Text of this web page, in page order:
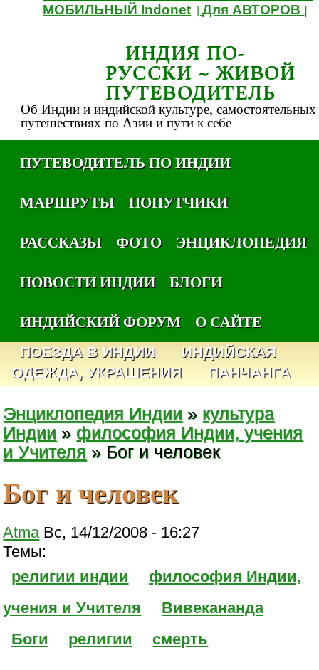
МОБИЛЬНЫЙ Indonet |Для АВТОРОВ
ИНДИЯ ПО-
РУССКИ ~ ЖИВОЙ
ПУТЕВОДИТЕЛЬ
Об Индии и индийской культуре, самостоятельных
путешествиях по Азии и пути к себе
ПУТЕВОДИТЕЛЬ ПО ИНДИИ
МАРШРУТЫ
ПОПУТЧИКИ
РАССКАЗЫ
ФОТО
ЭНЦИКЛОПЕДИЯ
НОВОСТИ ИНДИИ
БЛОГИ
ИНДИЙСКИЙ ФОРУМ
О САЙТЕ
ПОЕЗДА В ИНДИИ
ИНДИЙСКАЯ
ОДЕЖДА, УКРАШЕНИЯ
ПАНЧАНГА
Энциклопедия Индии » культура
Индии » философия Индии, учения
и Учителя » Бог и человек
Бог и человек
Atma Вс, 14/12/2008 - 16:27
Темы:
религии индии
философия Индии,
учения и Учителя
Вивекананда
Боги
религии смерть